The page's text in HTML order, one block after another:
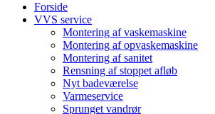
Forside
VVS service
Montering af vaskemaskine
Montering af opvaskemaskine
Montering af sanitet
Rensning af stoppet afløb
Nyt badeværelse
Varmeservice
Sprunget vandrør